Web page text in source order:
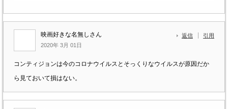
映画好きな名無しさん
2020年 3月 01日
返信 引用
コンティジョンは今のコロナウイルスとそっくりなウイルスが原因だか
ら見ておいて損はない。